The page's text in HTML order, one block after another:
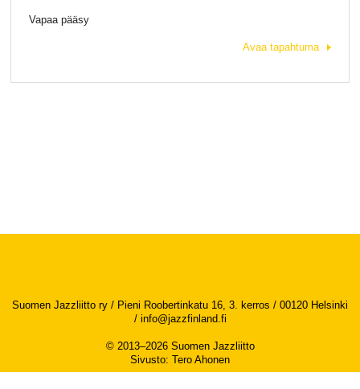
Vapaa pääsy
Avaa tapahtuma
Suomen Jazzliitto ry / Pieni Roobertinkatu 16, 3. kerros / 00120 Helsinki
/ info@jazzfinland.fi
© 2013–2026 Suomen Jazzliitto
Sivusto: Tero Ahonen